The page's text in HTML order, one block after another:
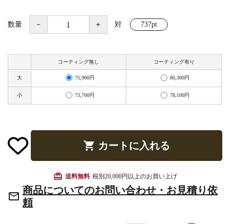
お手入れ用品
数量 － ＋ 対 737pt
コーティング無し コーティング有り
大 75,900円 80,300円
小 73,700円 78,100円
shopping_cart カートに入れる
card_giftcard 送料無料 税別20,000円以上のお買い上げ
mail_outline 商品についてのお問い合わせ・お見積り依
頼